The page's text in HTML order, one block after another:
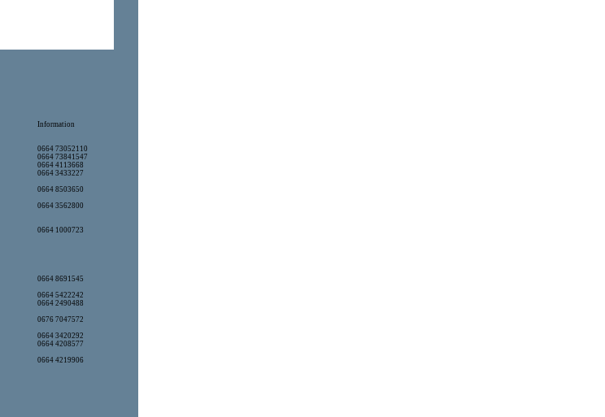
Information
0664 73052110
0664 73841547
0664 4113668
0664 3433227
0664 8503650
0664 3562800
0664 1000723
0664 8691545
0664 5422242
0664 2490488
0676 7047572
0664 3420292
0664 4208577
0664 4219906